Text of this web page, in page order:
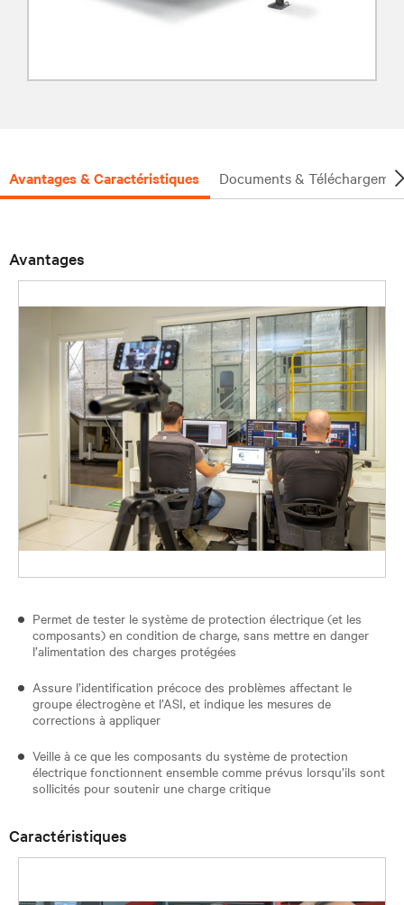
Avantages & Caractéristiques Documents &
Avantages
Permet de tester le système de protection électrique (et les
composants) en condition de charge, sans mettre en danger
l’alimentation des charges protégées
Assure l’identification précoce des problèmes affectant le
groupe électrogène et l’ASI, et indique les mesures de
corrections à appliquer
Veille à ce que les composants du système de protection
électrique fonctionnent ensemble comme prévus lorsqu’ils sont
sollicités pour soutenir une charge critique
Caractéristiques